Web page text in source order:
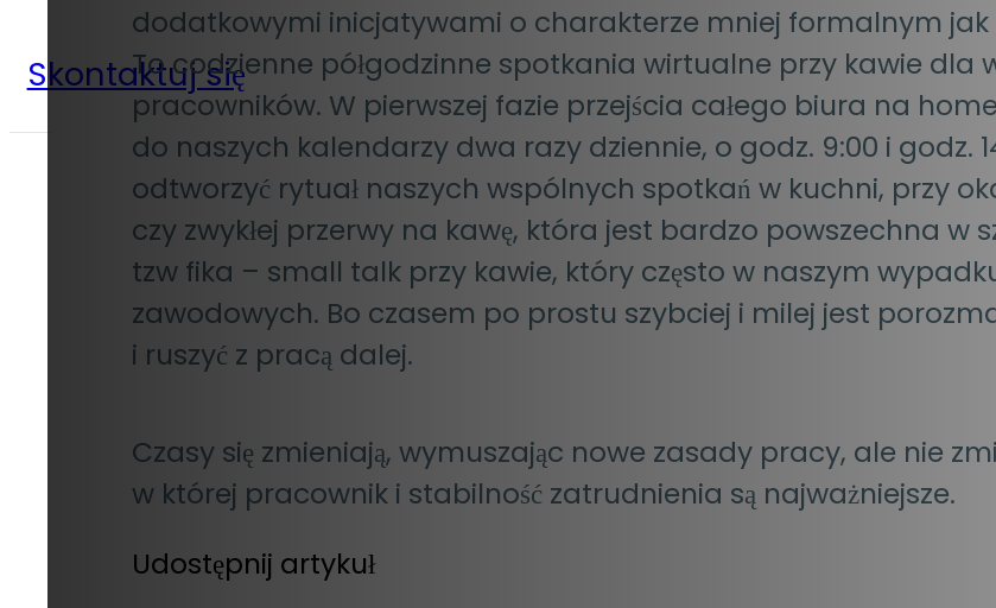
Skontaktuj się
dodatkowymi inicjatywami o charakterze mniej formalnym jak
To codzienne półgodzinne spotkania wirtualne przy kawie dla
pracowników. W pierwszej fazie przejścia całego biura na
do naszych kalendarzy dwa razy dziennie, o godz. 9:00 i godz.
odtworzyć rytuał naszych wspólnych spotkań w kuchni, przy
czy zwykłej przerwy na kawę, która jest bardzo powszechna w
tzw fika – small talk przy kawie, który często w naszym
zawodowych. Bo czasem po prostu szybciej i milej jest
i ruszyć z pracą dalej.
Czasy się zmieniają, wymuszając nowe zasady pracy, ale nie
w której pracownik i stabilność zatrudnienia są najważniejsze.
Udostępnij artykuł